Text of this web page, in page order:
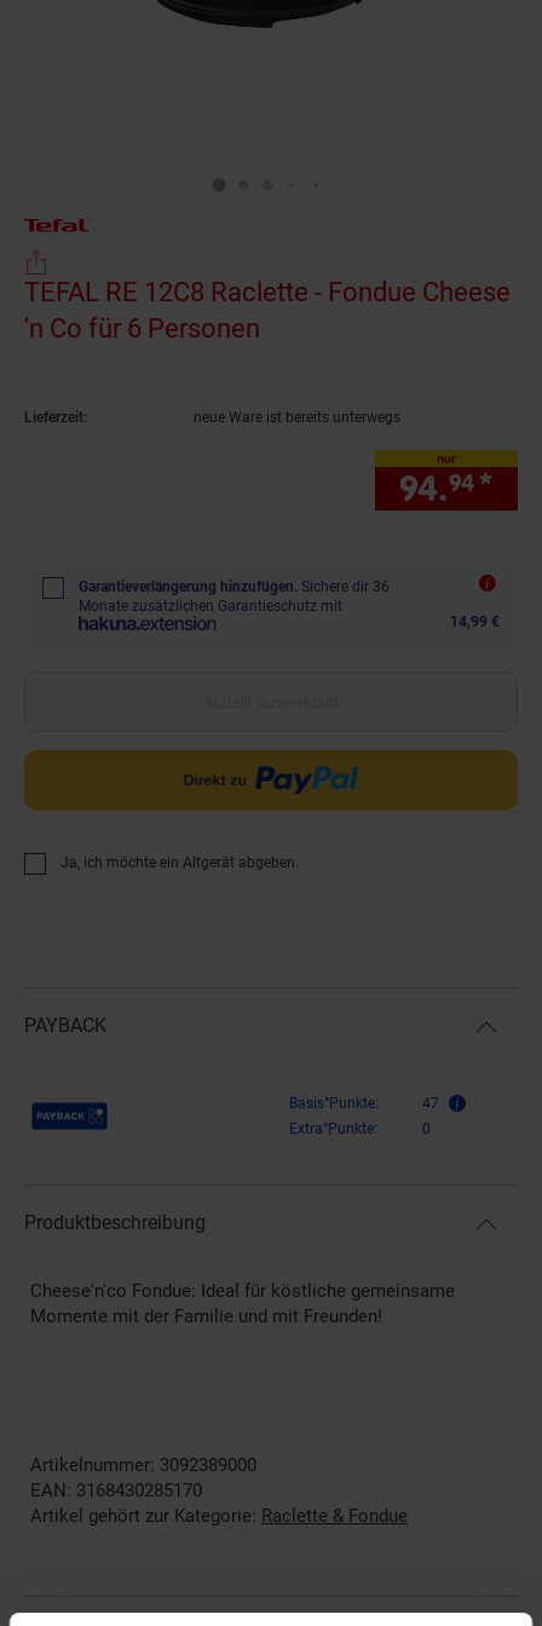
TEFAL RE 12C8 Raclette - Fondue Cheese
'n Co für 6 Personen
Lieferzeit: neue Ware ist bereits unterwegs
nur
94.94 *
Garantieverlängerung hinzufügen. Sichere dir 36
Monate zusätzlichen Garantieschutz mit
14,99 €
Ja, ich möchte ein Altgerät abgeben.
PAYBACK
Payback Punkte Basis°Punkte:
47
Extra°Punkte:
0
Produktbeschreibung
Cheese'n'co Fondue: Ideal für köstliche gemeinsame
Momente mit der Familie und mit Freunden!
Artikelnummer: 3092389000
EAN: 3168430285170
Artikel gehört zur Kategorie: Raclette & Fondue